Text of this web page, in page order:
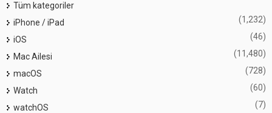
Tüm kategoriler
iPhone / iPad
(1,232)
iOS (46)
Mac Ailesi (11,480)
macOS (728)
Watch (60)
watchOS (7)